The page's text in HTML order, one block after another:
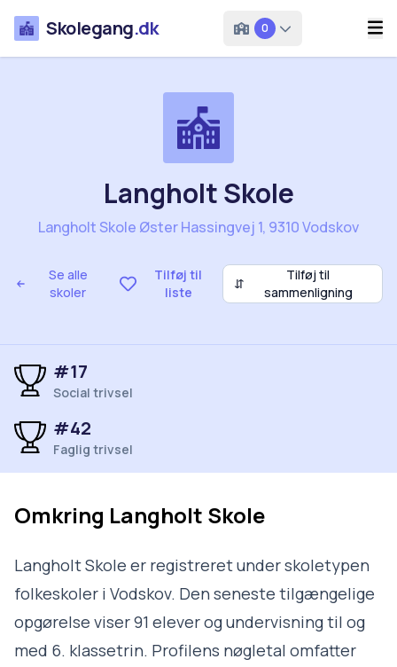
Skolegang.dk 0
Se alle
skoler
Tilføj til
liste
⇵
Tilføj til
sammenligning
Langholt Skole
Langholt Skole Øster Hassingvej 1, 9310 Vodskov
#17
Social trivsel
#42
Faglig trivsel
Omkring Langholt Skole
Langholt Skole er registreret under skoletypen
folkeskoler i Vodskov. Den seneste tilgængelige
opgørelse viser 91 elever og undervisning til og
med 6. klassetrin. Profilens nøgletal omfatter